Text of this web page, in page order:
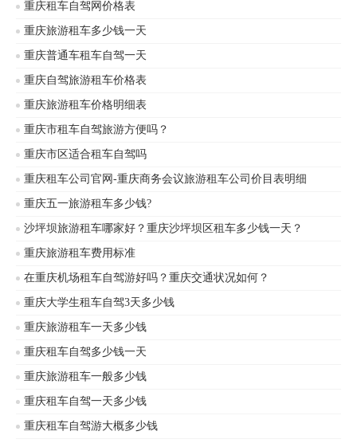
重庆租车自驾网价格表
重庆旅游租车多少钱一天
重庆普通车租车自驾一天
重庆自驾旅游租车价格表
重庆旅游租车价格明细表
重庆市租车自驾旅游方便吗？
重庆市区适合租车自驾吗
重庆租车公司官网-重庆商务会议旅游租车公司价目表明细
重庆五一旅游租车多少钱?
沙坪坝旅游租车哪家好？重庆沙坪坝区租车多少钱一天？
重庆旅游租车费用标准
在重庆机场租车自驾游好吗？重庆交通状况如何？
重庆大学生租车自驾3天多少钱
重庆旅游租车一天多少钱
重庆租车自驾多少钱一天
重庆旅游租车一般多少钱
重庆租车自驾一天多少钱
重庆租车自驾游大概多少钱